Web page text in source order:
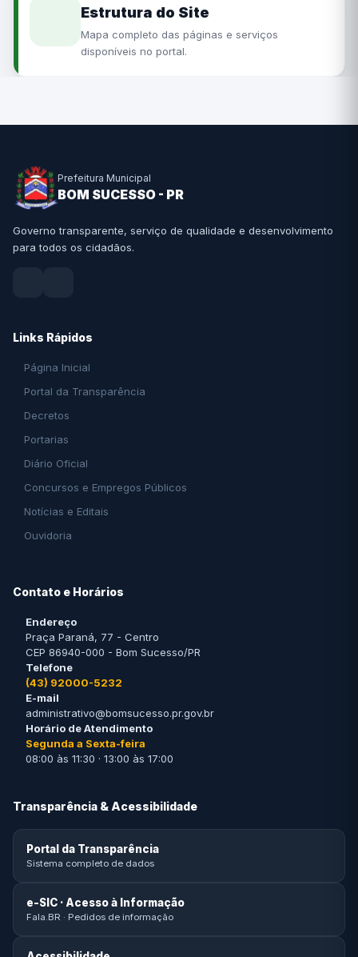
Estrutura do Site
Mapa completo das páginas e serviços
disponíveis no portal.
Prefeitura Municipal
BOM SUCESSO - PR
Governo transparente, serviço de qualidade e desenvolvimento
para todos os cidadãos.
Links Rápidos
Página Inicial
Portal da Transparência
Decretos
Portarias
Diário Oficial
Concursos e Empregos Públicos
Notícias e Editais
Ouvidoria
Contato e Horários
Endereço
Praça Paraná, 77 - Centro
CEP 86940-000 - Bom Sucesso/PR
Telefone
(43) 92000-5232
E-mail
administrativo@bomsucesso.pr.gov.br
Horário de Atendimento
Segunda a Sexta-feira
08:00 às 11:30 · 13:00 às 17:00
Transparência & Acessibilidade
Portal da Transparência
Sistema completo de dados
e-SIC · Acesso à Informação
Fala.BR · Pedidos de informação